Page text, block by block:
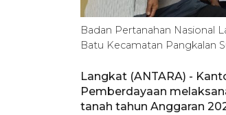
Badan Pertanahan Nasional
Batu Kecamatan Pangkalan
Langkat (ANTARA) -
Pemberdayaan
tanah tahun Anggaran